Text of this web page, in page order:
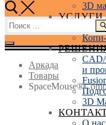
3D
УСЛУГИ
CAD/
и
3D
О нас
Найти:
Аркада
Товары